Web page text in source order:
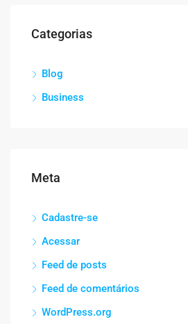
Categorias
Blog
Business
Meta
Cadastre-se
Acessar
Feed de posts
Feed de comentários
WordPress.org